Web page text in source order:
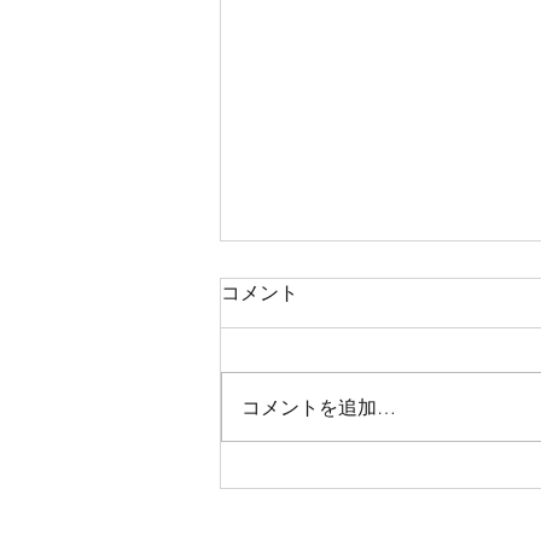
【めちゃお得❗️感謝サービス
コメント
コメントを追加…